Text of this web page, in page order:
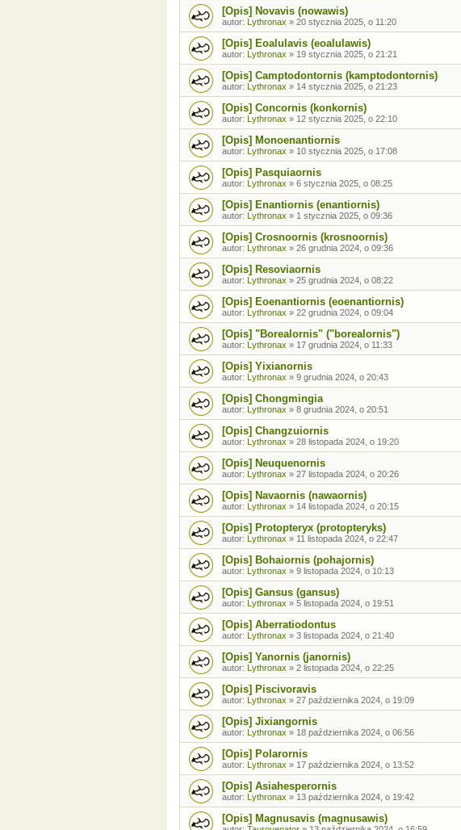
[Opis] Novavis (nowawis)
autor: Lythronax » 20 stycznia 2025, o 11:20
[Opis] Eoalulavis (eoalulawis)
autor: Lythronax » 19 stycznia 2025, o 21:21
[Opis] Camptodontornis (kamptodontornis)
autor: Lythronax » 14 stycznia 2025, o 21:23
[Opis] Concornis (konkornis)
autor: Lythronax » 12 stycznia 2025, o 22:10
[Opis] Monoenantiornis
autor: Lythronax » 10 stycznia 2025, o 17:08
[Opis] Pasquiaornis
autor: Lythronax » 6 stycznia 2025, o 08:25
[Opis] Enantiornis (enantiornis)
autor: Lythronax » 1 stycznia 2025, o 09:36
[Opis] Crosnoornis (krosnoornis)
autor: Lythronax » 26 grudnia 2024, o 09:36
[Opis] Resoviaornis
autor: Lythronax » 25 grudnia 2024, o 08:22
[Opis] Eoenantiornis (eoenantiornis)
autor: Lythronax » 22 grudnia 2024, o 09:04
[Opis] "Borealornis" ("borealornis")
autor: Lythronax » 17 grudnia 2024, o 11:33
[Opis] Yixianornis
autor: Lythronax » 9 grudnia 2024, o 20:43
[Opis] Chongmingia
autor: Lythronax » 8 grudnia 2024, o 20:51
[Opis] Changzuiornis
autor: Lythronax » 28 listopada 2024, o 19:20
[Opis] Neuquenornis
autor: Lythronax » 27 listopada 2024, o 20:26
[Opis] Navaornis (nawaornis)
autor: Lythronax » 14 listopada 2024, o 20:15
[Opis] Protopteryx (protopteryks)
autor: Lythronax » 11 listopada 2024, o 22:47
[Opis] Bohaiornis (pohajornis)
autor: Lythronax » 9 listopada 2024, o 10:13
[Opis] Gansus (gansus)
autor: Lythronax » 5 listopada 2024, o 19:51
[Opis] Aberratiodontus
autor: Lythronax » 3 listopada 2024, o 21:40
[Opis] Yanornis (janornis)
autor: Lythronax » 2 listopada 2024, o 22:25
[Opis] Piscivoravis
autor: Lythronax » 27 października 2024, o 19:09
[Opis] Jixiangornis
autor: Lythronax » 18 października 2024, o 06:56
[Opis] Polarornis
autor: Lythronax » 17 października 2024, o 13:52
[Opis] Asiahesperornis
autor: Lythronax » 13 października 2024, o 19:42
[Opis] Magnusavis (magnusawis)